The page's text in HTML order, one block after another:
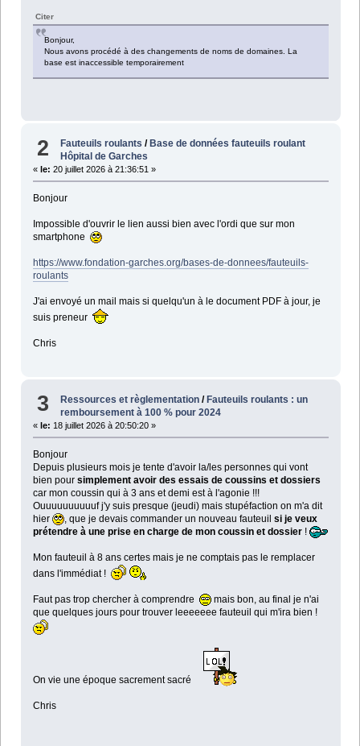
Citer
Bonjour,
Nous avons procédé à des changements de noms de domaines. La
base est inaccessible temporairement
2 Fauteuils roulants / Base de données fauteuils roulant
Hôpital de Garches
« le: 20 juillet 2026 à 21:36:51 »
Bonjour
Impossible d'ouvrir le lien aussi bien avec l'ordi que sur mon
smartphone
https://www.fondation-garches.org/bases-de-donnees/fauteuils-
roulants
J'ai envoyé un mail mais si quelqu'un à le document PDF à jour, je
suis preneur
Chris
3 Ressources et règlementation /Fauteuils roulants : un
remboursement à 100 % pour 2024
« le: 18 juillet 2026 à 20:50:20 »
Bonjour
Depuis plusieurs mois je tente d'avoir la/les personnes qui vont
bien pour simplement avoir des essais de coussins et dossiers
car mon coussin qui à 3 ans et demi est à l'agonie !!!
Ouuuuuuuuuuf j'y suis presque (jeudi) mais stupéfaction on m'a dit
hier
, que je devais commander un nouveau fauteuil si je veux
prétendre à une prise en charge de mon coussin et dossier!
Mon fauteuil à 8 ans certes mais je ne comptais pas le remplacer
dans l'immédiat !
Faut pas trop chercher à comprendre
mais bon, au final je n'ai
que quelques jours pour trouver leeeeeee fauteuil qui m'ira bien !
On vie une époque sacrement sacré
Chris